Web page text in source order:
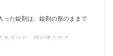
出てきたんだけど、なぜ？
貼り付くのは、なぜ？
射剤の即効性、その理由は？
にするために適正な調製法や注意す
ー輸液、混ぜてはいけないの？
た錠剤は、錠剤の形のままで
るけど、何が違うの？
中で簡単に壊れるのは、な